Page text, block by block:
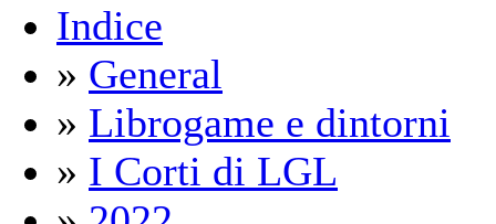
Indice
» General
» Librogame e dintorni
» I Corti di LGL